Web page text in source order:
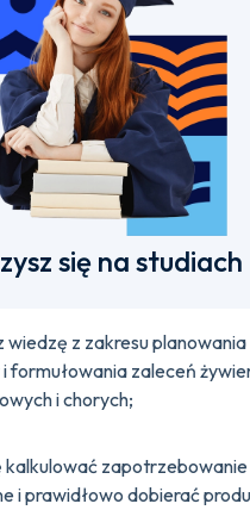
się na studiach
wiedzę z zakresu planowania
formułowania zaleceń
i chorych;
kalkulować zapotrzebowanie
i prawidłowo dobierać